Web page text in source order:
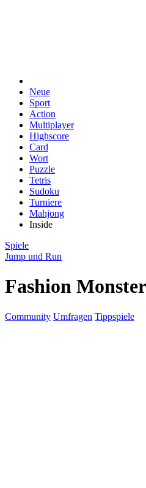
Neue
Sport
Action
Multiplayer
Highscore
Card
Wort
Puzzle
Tetris
Sudoku
Turniere
Mahjong
Inside
Spiele
Jump und Run
Fashion
Community Umfragen Tippspiele